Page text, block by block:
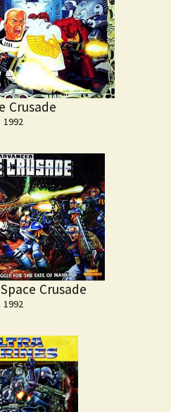
Crusade
1992
Crusade
1992